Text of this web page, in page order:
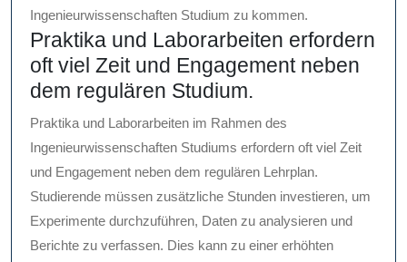
Ingenieurwissenschaften Studium zu kommen.
Praktika und Laborarbeiten erfordern
oft viel Zeit und Engagement neben
dem regulären Studium.
Praktika und Laborarbeiten im Rahmen des
Ingenieurwissenschaften Studiums erfordern oft viel Zeit
und Engagement neben dem regulären Lehrplan.
Studierende müssen zusätzliche Stunden investieren, um
Experimente durchzuführen, Daten zu analysieren und
Berichte zu verfassen. Dies kann zu einer erhöhten